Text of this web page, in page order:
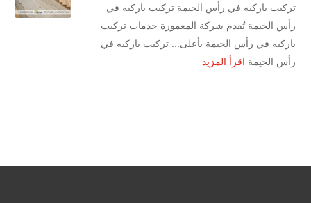
تركيب باركيه في رأس الخيمة تركيب باركيه في
رأس الخيمة تُقدم شركة المعمورة خدمات تركيب
باركيه في رأس الخيمة بأعلى... تركيب باركيه في
رأس الخيمة اقرأ المزيد